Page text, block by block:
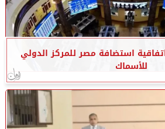
استضافة مصر للمركز الدولي
للأسماك